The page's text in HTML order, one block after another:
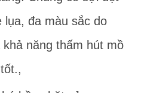
lụa, đa màu sắc do
năng thấm hút mồ